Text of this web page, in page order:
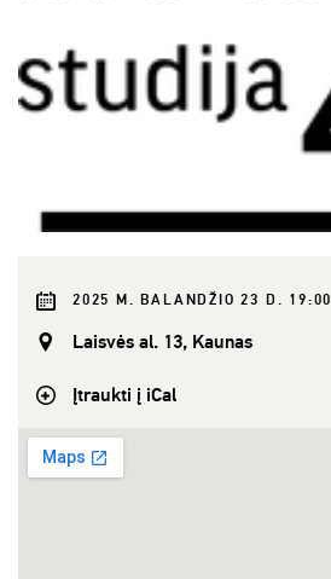
2025 M. BALANDŽIO 23 D. 19:00
Laisvės al. 13, Kaunas
Įtraukti į iCal